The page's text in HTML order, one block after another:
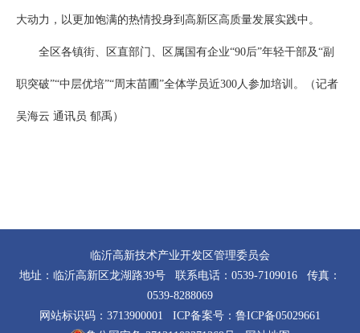
大动力，以更加饱满的热情投身到高新区高质量发展实践中。
全区各镇街、区直部门、区属国有企业“90后”年轻干部及“副
职突破”“中层优培”“周末苗圃”全体学员近300人参加培训。（记者
吴海云 通讯员 郁禹）
临沂高新技术产业开发区管理委员会
地址：临沂高新区龙湖路39号 联系电话：0539-7109016 传真：
0539-8288069
网站标识码：3713900001 ICP备案号： 鲁ICP备05029661